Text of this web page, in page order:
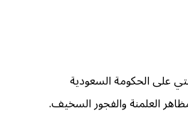
على الحكومة السعودية
العلمنة والفجور السخيف.